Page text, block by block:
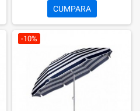
CUMPARA
-10%